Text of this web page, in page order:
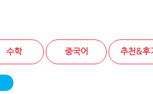
수학 중국어 추천&후